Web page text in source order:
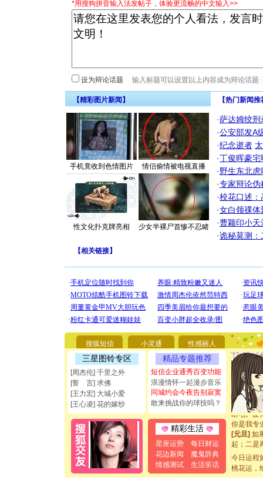
*用搜狗拼音输入法发帖子，体验更流畅的中文输入>>
设为辩论话题
【精彩图片新闻】
手机竟收到色情图片 情侣偷情被电视直播
性文化扑克牌亮相 少女半裸尸首惨不忍睹
【热门新闻
·萨达姆绞刑
·公安部发A
·纪念逝者
·丁俊晖豪
·野生东北
·专家辩论伪
·校花口述：
·女白领祼体
·曹颖印小天
·诡秘莫测：
【相关链接】
搜狐短信 小灵通 性感丽人
三星图铃专区
[周杰伦] 千里之外
[誓 言] 求佛
[王力宏] 大城小爱
[王心凌] 花的嫁纱
精品专题推荐
短信企业通秀百变功能
浪漫情怀一起漫步音乐
同城约会今夜告别寂寞
敢来挑战你的球技吗？
精彩生活
星座运势
每日财运
花边新闻
魔鬼辞典
情感测试
生活笑话
[圣诞节]
要平安！
[圣诞节]
能正大光
都要快乐
[圣诞节]
如意,快
[元旦]看
断电。爱
你是我专
[元旦]如
起；二是
离。水晶
[元旦]当
泣，这痛
卖了。水
今日运程
桃花运，